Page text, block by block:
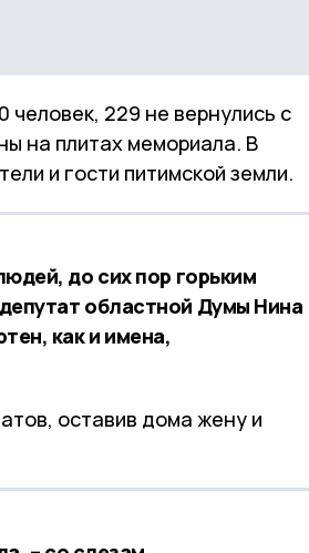
человек, 229 не вернулись с
на плитах мемориала. В
и гости питимской земли.
до сих пор горьким
областной Думы Нина
как и имена,
оставив дома жену и